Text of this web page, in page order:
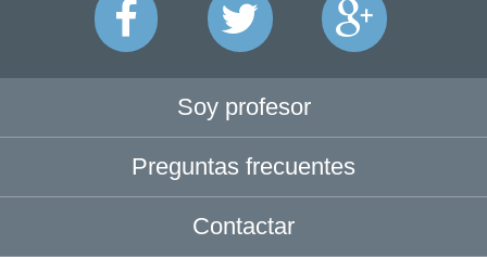
Soy profesor
Preguntas frecuentes
Contactar